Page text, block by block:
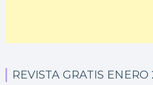
REVISTA GRATIS ENERO